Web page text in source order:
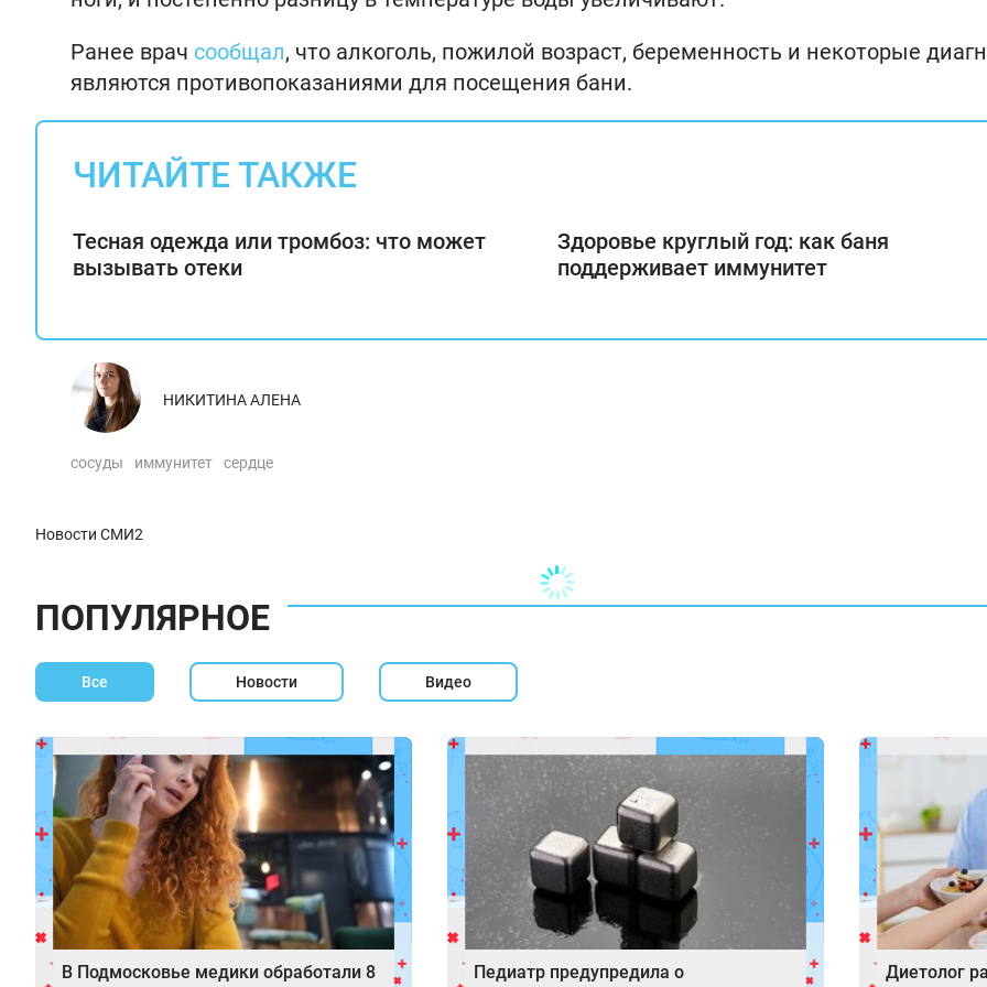
Ранее врач сообщал, что алкоголь, пожилой возраст, беременность и некоторые
являются противопоказаниями для посещения бани.
ЧИТАЙТЕ ТАКЖЕ
Тесная одежда или тромбоз: что может
вызывать отеки
Здоровье круглый год: как баня
поддерживает иммунитет
НИКИТИНА АЛЕНА
сосуды иммунитет сердце
Новости СМИ2
ПОПУЛЯРНОЕ
Все Новости Видео
В Подмосковье медики обработали 8
Педиатр предупредила о
Диетолог